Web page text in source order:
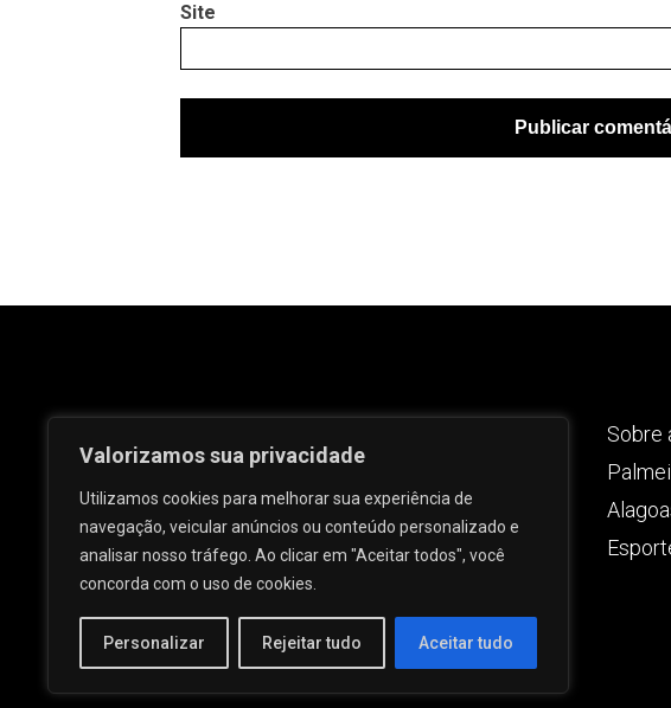
Valorizamos sua privacidade
Utilizamos cookies para melhorar sua experiência de
navegação, veicular anúncios ou conteúdo personalizado e
analisar nosso tráfego. Ao clicar em "Aceitar todos", você
concorda com o uso de cookies.
Personalizar Rejeitar tudo Aceitar tudo
Site
Rua José e Maria Passos, nº 25 - Centro -
Palmeira dos Índios - AL.
Sobre